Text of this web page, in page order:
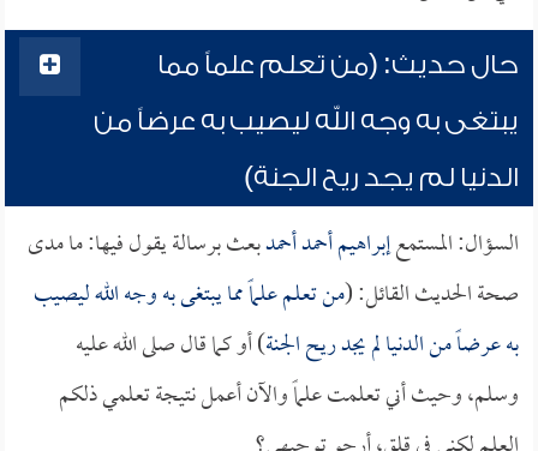
حال حديث: (من تعلم علماً مما
يبتغى به وجه الله ليصيب به عرضاً من
الدنيا لم يجد ريح الجنة)
السؤال: المستمعإبراهيم أحمد أحمدبعث برسالة يقول فيها: ما مدى
صحة الحديث القائل: (من تعلم علماً مما يبتغى به وجه الله ليصيب
به عرضاً من الدنيا لم يجد ريح الجنة) أو كما قال صلى الله عليه
وسلم، وحيث أني تعلمت علماً والآن أعمل نتيجة تعلمي ذلكم